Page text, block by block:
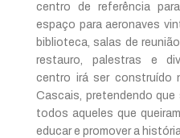
centro de referência
espaço para aeronaves
biblioteca, salas de
restauro, palestras e
centro irá ser construído
Cascais, pretendendo
todos aqueles que
educar e promover a